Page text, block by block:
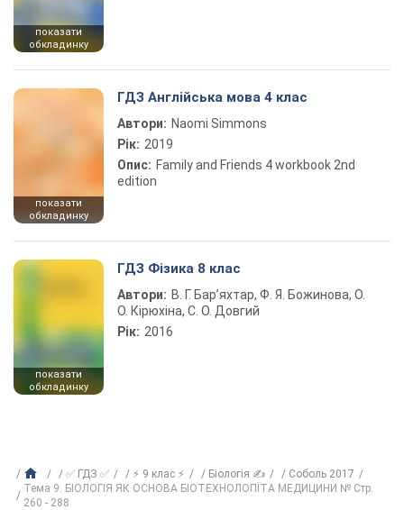
показати
обкладинку
показати
обкладинку
ГДЗ Англійська мова 4 клас
Автори: Naomi Simmons
Рік: 2019
Опис: Family and Friends 4 workbook 2nd
edition
показати
обкладинку
ГДЗ Фізика 8 клас
Автори: В. Г. Бар’яхтар, Ф. Я. Божинова, О.
О. Кірюхіна, С. О. Довгий
Рік: 2016
✅ ГДЗ ✅ ⚡ 9 клас ⚡ Біологія ✍
Соболь 2017
Тема 9. БІОЛОГІЯ ЯК ОСНОВА БІОТЕХНОЛОПЇТА МЕДИЦИНИ № Стр.
260 - 288